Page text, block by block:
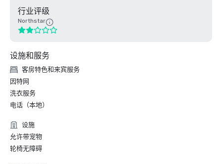
行业评级
Northstar
设施和服务
客房特色和来宾服务
因特网
洗衣服务
电话（本地）
设施
允许带宠物
轮椅无障碍